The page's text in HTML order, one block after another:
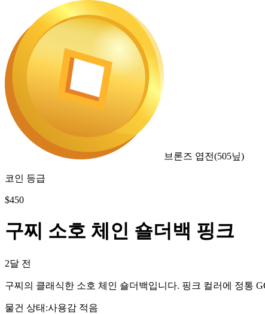
브론즈 엽전(505닢)
코인 등급
$450
구찌 소호 체인 숄더백 핑크
2달 전
구찌의 클래식한 소호 체인 숄더백입니다. 핑크 컬러에 정통
물건 상태 :사용감 적음